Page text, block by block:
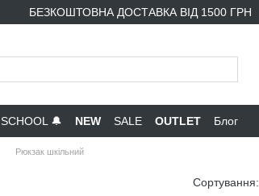
БЕЗКОШТОВНА ДОСТАВКА ВІД 1500 ГРН
SCHOOL 🔔 NEW SALE OUTLET Блог
Рюкзак шкільний
Сортування: